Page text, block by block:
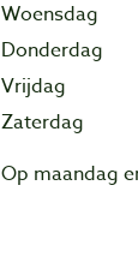
Woensdag
Donderdag
Vrijdag
Zaterdag
Op maandag